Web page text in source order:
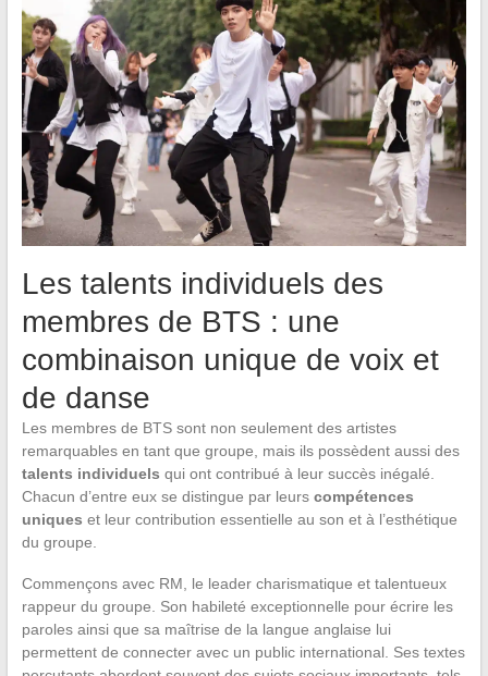
Les talents individuels des
membres de BTS : une
combinaison unique de voix et
de danse
Les membres de BTS sont non seulement des artistes
remarquables en tant que groupe, mais ils possèdent aussi des
talents individuels qui ont contribué à leur succès inégalé.
Chacun d’entre eux se distingue par leurs compétences
uniques et leur contribution essentielle au son et à l’esthétique
du groupe.
Commençons avec RM, le leader charismatique et talentueux
rappeur du groupe. Son habileté exceptionnelle pour écrire les
paroles ainsi que sa maîtrise de la langue anglaise lui
permettent de connecter avec un public international. Ses textes